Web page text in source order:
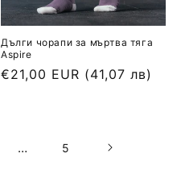
Дълги чорапи за мъртва тяга
Aspire
Обичайна
€21,00 EUR (41,07 лв)
… 5